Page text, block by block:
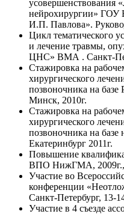
усовершенствования
нейрохирургии»
И.П. Павлова».
Цикл тематического
и лечение травмы,
ЦНС» ВМА . Санкт-
Стажировка на
хирургического
позвоночника на
Минск, 2010г.
Стажировка на
хирургического
позвоночника на
Екатеринбург 2011г.
Повышение
ВПО НижГМА, 2009г.,
Участие во
конференции
Санкт-Петербург, 13-
Участие в 4 съезде